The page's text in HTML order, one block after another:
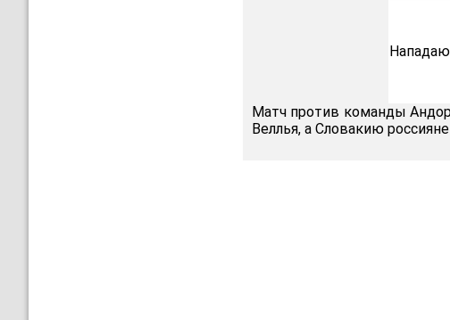
Матч против команды
Веллья, а Словакию